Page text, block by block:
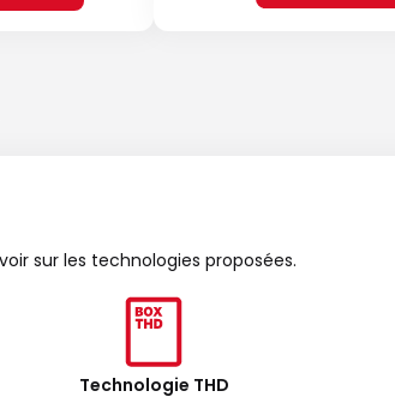
sur les technologies proposées.
Technologie THD